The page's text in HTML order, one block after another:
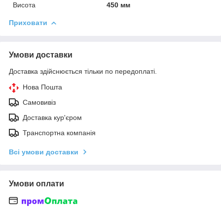
Висота
450 мм
Приховати
Умови доставки
Доставка здійснюється тільки по передоплаті.
Нова Пошта
Самовивіз
Доставка кур'єром
Транспортна компанія
Всі умови доставки
Умови оплати